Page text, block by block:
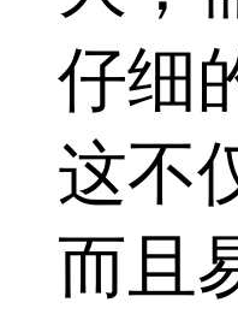
仔细
这不
而且